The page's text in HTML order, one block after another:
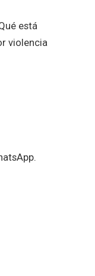
está
violencia